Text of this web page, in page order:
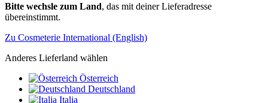
Bitte wechsle zum Land, das mit deiner Lieferadresse
übereinstimmt.
Zu Cosmeterie International (English)
Anderes Lieferland wählen
Österreich
Deutschland
Italia